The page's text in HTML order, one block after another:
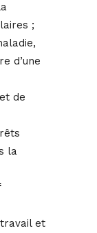
;
d’une
de
la
travail et